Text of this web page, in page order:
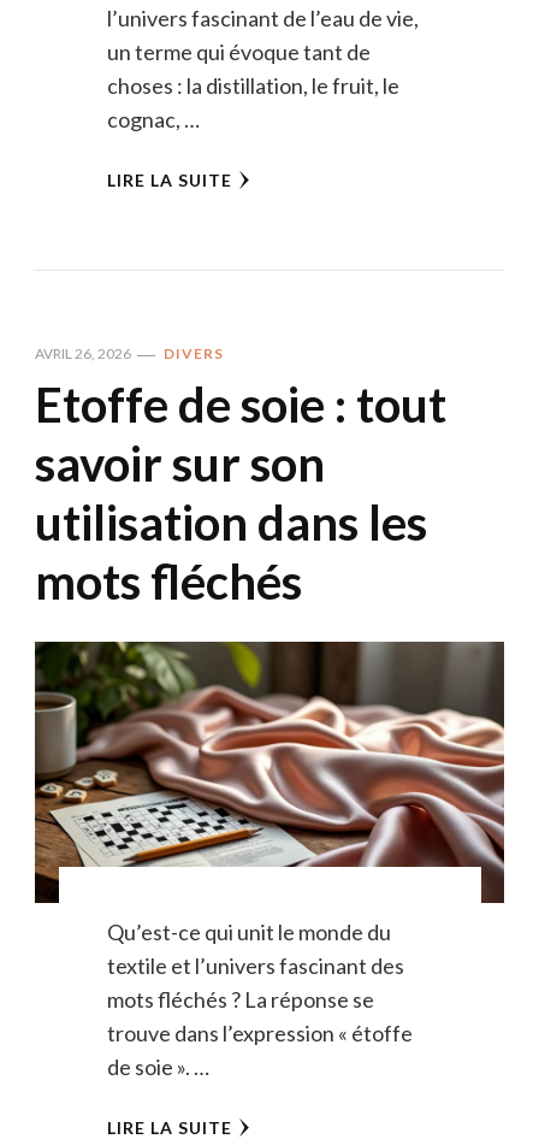
l’univers fascinant de l’eau de vie,
un terme qui évoque tant de
choses : la distillation, le fruit, le
cognac, …
LIRE LA SUITE
AVRIL 26, 2026 DIVERS
Etoffe de soie : tout
savoir sur son
utilisation dans les
mots fléchés
Qu’est-ce qui unit le monde du
textile et l’univers fascinant des
mots fléchés ? La réponse se
trouve dans l’expression « étoffe
de soie ». …
LIRE LA SUITE